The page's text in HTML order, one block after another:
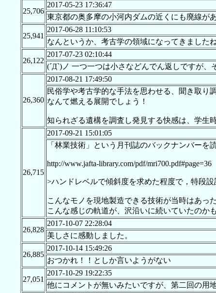
25,706
2017-05-23 17:36:47
東京都の奥多摩の小河内ダムの近くにも廃線が
25,941
2017-06-28 11:10:53
なんというか、考古学の領域になってきましたね
26,122
2017-07-23 02:10:44
(´Д`)ノ 一つ一つは小さなどんでん返しですが
26,360
2017-08-21 17:49:50
民俗学や考古学的な手法を思わせる、聞き取り
なんて燃える展開でしょう！
知られざる遺構を調査し発見する快感は、学生
26,715
2017-09-21 15:01:05
「林業技術」という月刊誌のバックナンバー
http://www.jafta-library.com/pdf/mri700.pdf#page=36
>ハンドレベルで傾斜度を求めた程度で，特段
こんなモノを現地製造できる技術が当時はあ
こんな感じの軌道が、沢沿いに続いていたの
26,828
2017-10-07 22:28:04
美しさに感動しました。
26,885
2017-10-14 15:49:26
おつかれ！！としか言いようがない
27,051
2017-10-29 19:22:35
他にコメントが無いみたいですが、第二回の用